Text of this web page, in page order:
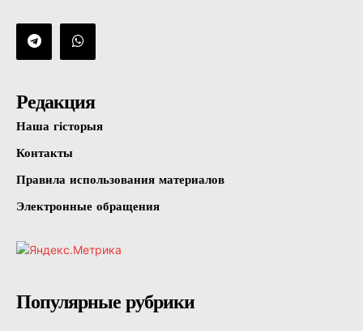
Редакция
Наша гісторыя
Контакты
Правила использования материалов
Электронные обращения
Популярные рубрики